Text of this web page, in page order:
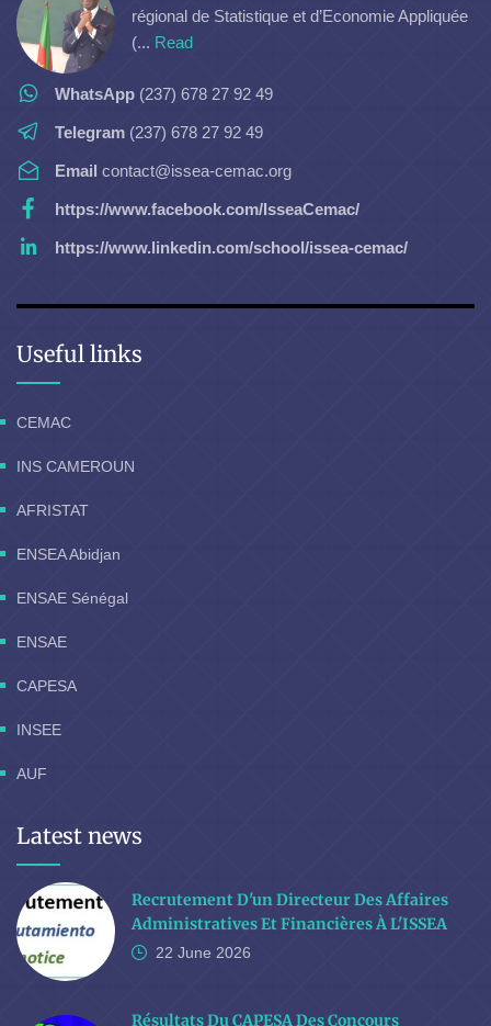
régional de Statistique et d’Economie Appliquée
(... Read
WhatsApp (237) 678 27 92 49
Telegram (237) 678 27 92 49
Email contact@issea-cemac.org
https://www.facebook.com/IsseaCemac/
https://www.linkedin.com/school/issea-cemac/
Useful links
CEMAC
INS CAMEROUN
AFRISTAT
ENSEA Abidjan
ENSAE Sénégal
ENSAE
CAPESA
INSEE
AUF
Latest news
Recrutement D'un Directeur Des Affaires
Administratives Et Financières À L'ISSEA
22 June 2026
Résultats Du CAPESA Des Concours